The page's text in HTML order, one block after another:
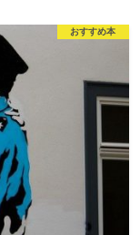
おすすめ本